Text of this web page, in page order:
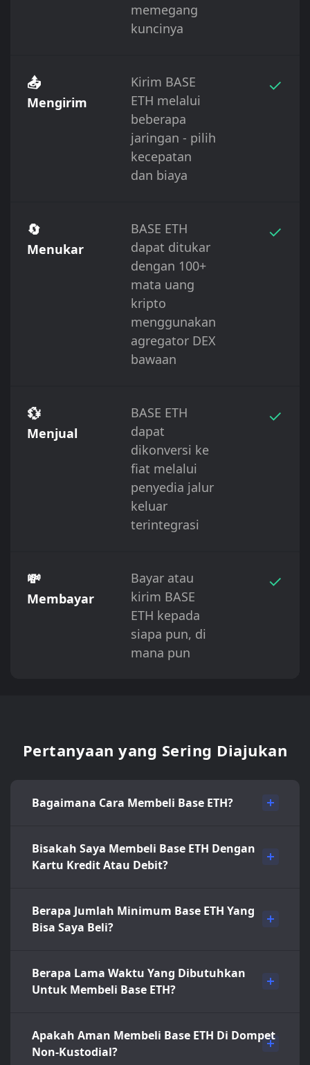
memegang
kuncinya
📤
Mengirim
Kirim BASE
ETH melalui
beberapa
jaringan - pilih
kecepatan
dan biaya
✓
🔄
Menukar
BASE ETH
dapat ditukar
dengan 100+
mata uang
kripto
menggunakan
agregator DEX
bawaan
✓
💱
Menjual
BASE ETH
dapat
dikonversi ke
fiat melalui
penyedia jalur
keluar
terintegrasi
✓
💸
Membayar
Bayar atau
kirim BASE
ETH kepada
siapa pun, di
mana pun
✓
Pertanyaan yang Sering Diajukan
Bagaimana Cara Membeli Base ETH?
Bisakah Saya Membeli Base ETH Dengan
Kartu Kredit Atau Debit?
Berapa Jumlah Minimum Base ETH Yang
Bisa Saya Beli?
Berapa Lama Waktu Yang Dibutuhkan
Untuk Membeli Base ETH?
Apakah Aman Membeli Base ETH Di Dompet
Non-Kustodial?